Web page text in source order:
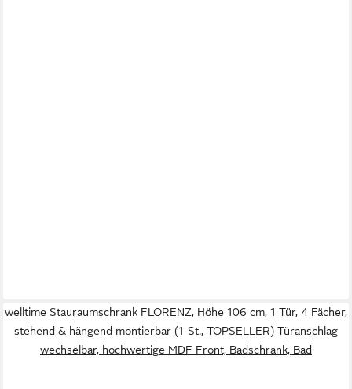
welltime Stauraumschrank FLORENZ, Höhe 106 cm, 1 Tür, 4 Fächer,
stehend & hängend montierbar (1-St., TOPSELLER) Türanschlag
wechselbar, hochwertige MDF Front, Badschrank, Bad